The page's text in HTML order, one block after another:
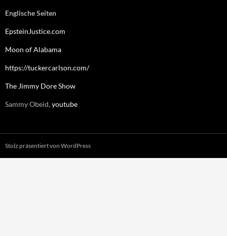
Englische Seiten
EpsteinJustice.com
Moon of Alabama
https://tuckercarlson.com/
The Jimmy Dore Show
Sammy Obeid,youtube
Stolz präsentiert von WordPress